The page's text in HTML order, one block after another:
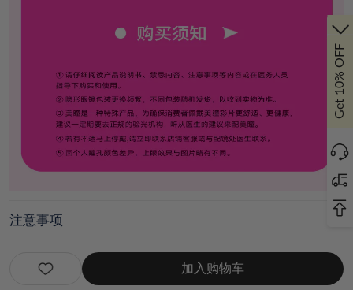
Get 10% OFF
注意事项
退换货
加入购物车